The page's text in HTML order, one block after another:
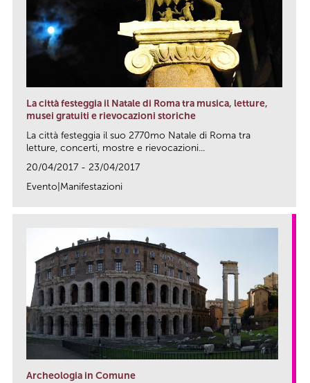
La città festeggia il Natale di Roma tra musica, letture,
musei gratuiti e rievocazioni storiche
La città festeggia il suo 2770mo Natale di Roma tra
letture, concerti, mostre e rievocazioni...
20/04/2017 - 23/04/2017
Evento|Manifestazioni
Archeologia in Comune